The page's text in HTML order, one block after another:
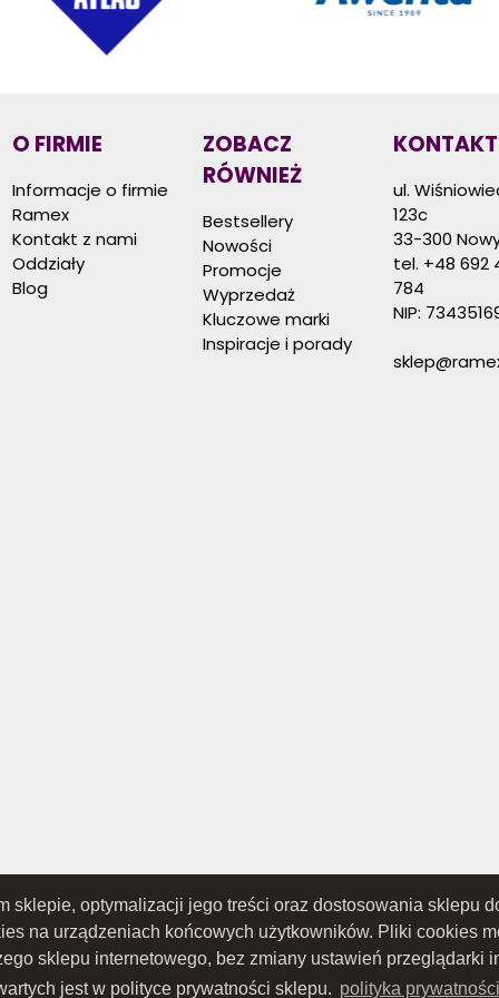
sklepie, optymalizacji jego treści oraz dostosowania sklepu
na urządzeniach końcowych użytkowników. Pliki cookies
sklepu internetowego, bez zmiany ustawień przeglądarki
jest w polityce prywatności sklepu. polityka
O FIRMIE
Informacje o firmie
Ramex
Kontakt z nami
Oddziały
Blog
ZOBACZ
RÓWNIEŻ
Bestsellery
Nowości
Promocje
Wyprzedaż
Kluczowe marki
Inspiracje i porady
KONTAKT
ul.
123c
33-300
tel. +48 692
784
NIP:
AKCYJNA z siedzibą w Nowym Sączu (adres siedziby i adres do
0000434051; sąd rejestrowy, w którym przechowywana jest dokumentacja spółki:
Sądowego; kapitał zakładowy w wysokości: 10 050 000 zł, w całości opłacony; NIP:
Wszystkie prawa zastrzeżone Proudly designed by